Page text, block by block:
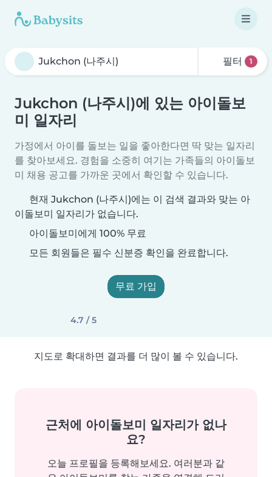
필터 1
Jukchon (나주시)에 있는 아이돌보
미 일자리
가정에서 아이를 돌보는 일을 좋아한다면 딱 맞는 일자리
를 찾아보세요. 경험을 소중히 여기는 가족들의 아이돌보
미 채용 공고를 가까운 곳에서 확인할 수 있습니다.
현재 Jukchon (나주시)에는 이 검색 결과와 맞는 아
이돌보미 일자리가 없습니다.
아이돌보미에게 100% 무료
모든 회원들은 필수 신분증 확인을 완료합니다.
무료 가입
4.7 / 5
지도로 확대하면 결과를 더 많이 볼 수 있습니다.
근처에 아이돌보미 일자리가 없나
요?
오늘 프로필을 등록해보세요. 여러분과 같